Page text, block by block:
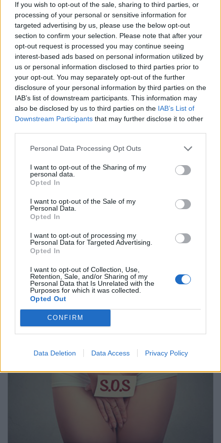
If you wish to opt-out of the sale, sharing to third parties, or
processing of your personal or sensitive information for
targeted advertising by us, please use the below opt-out
section to confirm your selection. Please note that after your
opt-out request is processed you may continue seeing
interest-based ads based on personal information utilized by
us or personal information disclosed to third parties prior to
your opt-out. You may separately opt-out of the further
disclosure of your personal information by third parties on the
IAB’s list of downstream participants. This information may
also be disclosed by us to third parties on the IAB’s List of
Downstream Participants that may further disclose it to other
Personal Data Processing Opt Outs
I want to opt-out of the Sharing of my
personal data.
Opted In
I want to opt-out of the Sale of my
Personal Data.
Opted In
I want to opt-out of processing my
Personal Data for Targeted Advertising.
Opted In
I want to opt-out of Collection, Use,
Retention, Sale, and/or Sharing of my
Personal Data that Is Unrelated with the
Purposes for which it was collected.
Opted Out
CONFIRM
Data Deletion Data Access Privacy Policy
Cómo se contagian los hombres del virus del
papiloma?
Anuncios
Fotos de herpes genital
Pregúntale al médico